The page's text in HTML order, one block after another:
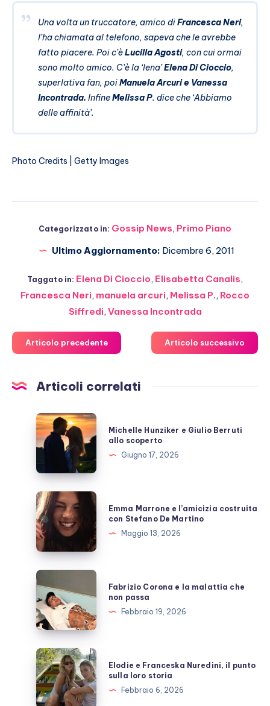
Una volta un truccatore, amico diFrancesca Neri,
l’ha chiamata al telefono, sapeva che le avrebbe
fatto piacere. Poi c’èLucilla Agosti, con cui ormai
sono molto amico. C’è la ‘Iena’Elena Di Cioccio,
superlativa fan, poiManuela Arcuri e Vanessa
Incontrada. InfineMelissa P. dice che ‘Abbiamo
delle affinità’.
Photo Credits | Getty Images
Categorizzato in: Gossip News, Primo Piano
Ultimo Aggiornamento: Dicembre 6, 2011
Taggato in: Elena Di Cioccio, Elisabetta Canalis,
Francesca Neri, manuela arcuri, Melissa P., Rocco
Siffredi, Vanessa Incontrada
Articolo precedente Articolo successivo
Articoli correlati
Michelle
Hunziker
e
Berruti
allo
scoperto
Michelle Hunziker e Giulio Berruti
allo scoperto
Giugno 17, 2026
Emma
Marrone
e
l’amicizia
costruita
con
Stefano
De
Martino
Emma Marrone e l’amicizia costruita
con Stefano De Martino
Maggio 13, 2026
Fabrizio
Corona
e
la
malattia
che
non
passa
Fabrizio Corona e la malattia che
non passa
Febbraio 19, 2026
Elodie
e
Franceska
Nuredini,
Elodie e Franceska Nuredini, il punto
sulla loro storia
Febbraio 6, 2026